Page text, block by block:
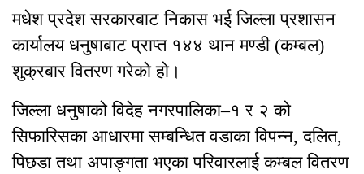
मधेश प्रदेश सरकारबाट निकास भई जिल्ला प्रशासन
कार्यालय धनुषाबाट प्राप्त १४४ थान मण्डी (कम्बल)
शुक्रबार वितरण गरेको हो।
जिल्ला धनुषाको विदेह नगरपालिका–१ र २ को
सिफारिसका आधारमा सम्बन्धित वडाका विपन्न, दलित,
पिछडा तथा अपाङ्गता भएका परिवारलाई कम्बल वितरण